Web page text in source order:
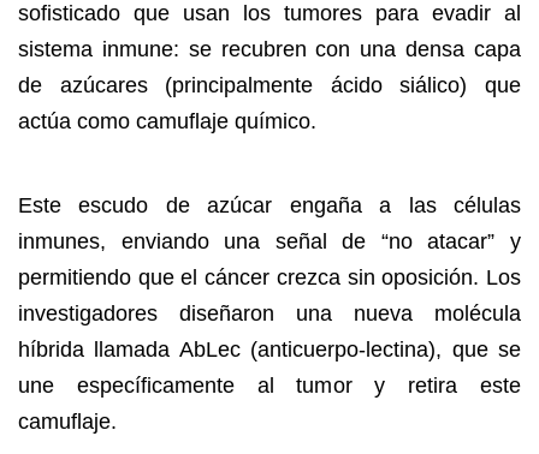
sofisticado que usan los tumores para evadir al
sistema inmune: se recubren con una densa capa
de azúcares (principalmente ácido siálico) que
actúa como camuflaje químico.
Este escudo de azúcar engaña a las células
inmunes, enviando una señal de “no atacar” y
permitiendo que el cáncer crezca sin oposición. Los
investigadores diseñaron una nueva molécula
híbrida llamada AbLec (anticuerpo-lectina), que se
une específicamente al tumor y retira este
camuflaje.